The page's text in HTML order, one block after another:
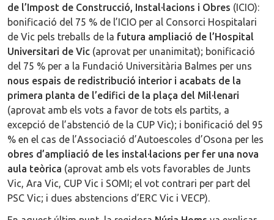
de l’Impost de Construcció, Instal·lacions i Obres (ICIO):
bonificació del 75 % de l’ICIO per al Consorci Hospitalari
de Vic pels treballs de la futura ampliació de l’Hospital
Universitari de Vic (aprovat per unanimitat); bonificació
del 75 % per a la Fundació Universitària Balmes per uns
nous espais de redistribució interior i acabats de la
primera planta de l’edifici de la plaça del Mil·lenari
(aprovat amb els vots a favor de tots els partits, a
excepció de l’abstenció de la CUP Vic); i bonificació del 95
% en el cas de l’Associació d’Autoescoles d’Osona per les
obres d’ampliació de les instal·lacions per fer una nova
aula teòrica (aprovat amb els vots favorables de Junts
Vic, Ara Vic, CUP Vic i SOMI; el vot contrari per part del
PSC Vic; i dues abstencions d’ERC Vic i VECP).